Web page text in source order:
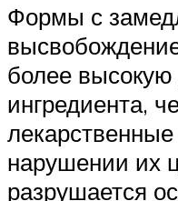
Формы с
более высокую
ингредиента,
нарушении их
разрушается